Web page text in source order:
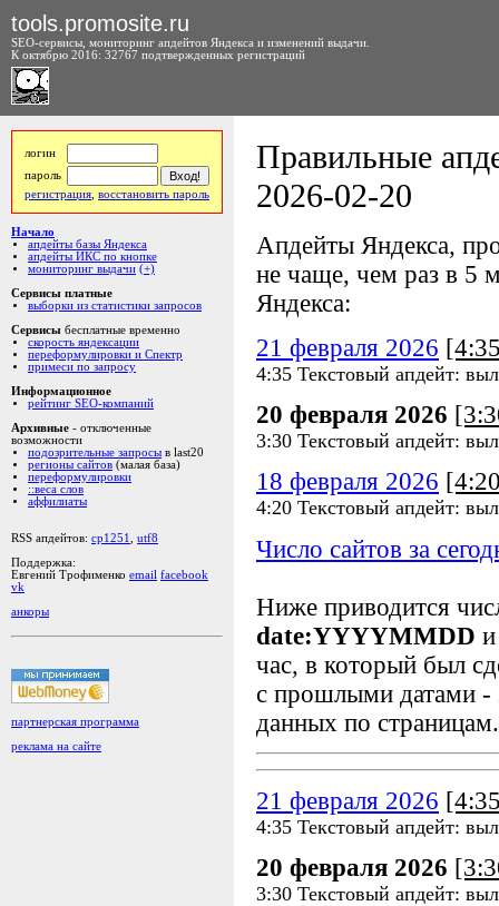
tools.promosite.ru
SEO-сервисы, мониторинг апдейтов Яндекса и изменений выдачи.
К октябрю 2016: 32767 подтвержденных регистраций
логин
пароль
регистрация восстановить пароль
Начало
апдейты базы Яндекса
апдейты ИКС по кнопке
мониторинг выдачи (+)
Сервисы платные
выборки из статистики запросов
Сервисы бесплатные временно
скорость яндексации
переформулировки и Спектр
примеси по запросу
Информационное
рейтинг SEO-компаний
Архивные - отключенные
возможности
подозрительные запросы в last20
регионы сайтов (малая база)
переформулировки
::веса слов
аффилиаты
RSS апдейтов: cp1251
utf8
Поддержка:
Евгений Трофименко email facebook
vk
анкоры
партнерская программа
реклама на сайте
Правильные
2026-02-20
Апдейты Яндекса,
не чаще, чем раз в 5
Яндекса:
21 февраля 2026
4:35 Текстовый апдейт:
20 февраля 2026
3:30 Текстовый апдейт:
18 февраля 2026
4:20 Текстовый апдейт:
Число сайтов за
Ниже приводится
date:YYYYMMDD
час, в который был
с прошлыми датами -
данных по страницам.
21 февраля 2026
4:35 Текстовый апдейт:
20 февраля 2026
3:30 Текстовый апдейт: